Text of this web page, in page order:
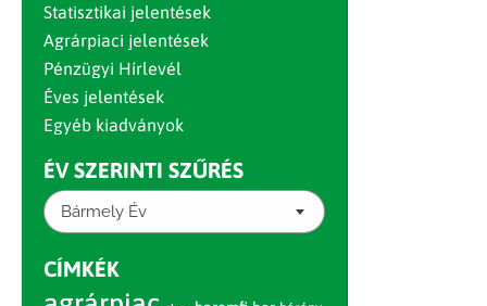
Statisztikai jelentések
Agrárpiaci jelentések
Pénzügyi Hírlevél
Éves jelentések
Egyéb kiadványok
ÉV SZERINTI SZŰRÉS
Bármely Év
CÍMKÉK